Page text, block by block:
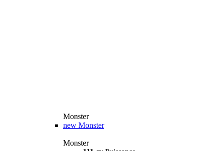
Monster
new Monster
Monster